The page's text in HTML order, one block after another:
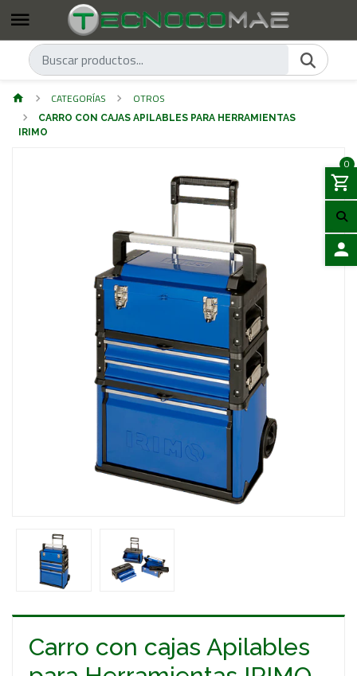
0
CATEGORÍAS OTROS
CARRO CON CAJAS APILABLES PARA HERRAMIENTAS
IRIMO
Carro con cajas Apilables